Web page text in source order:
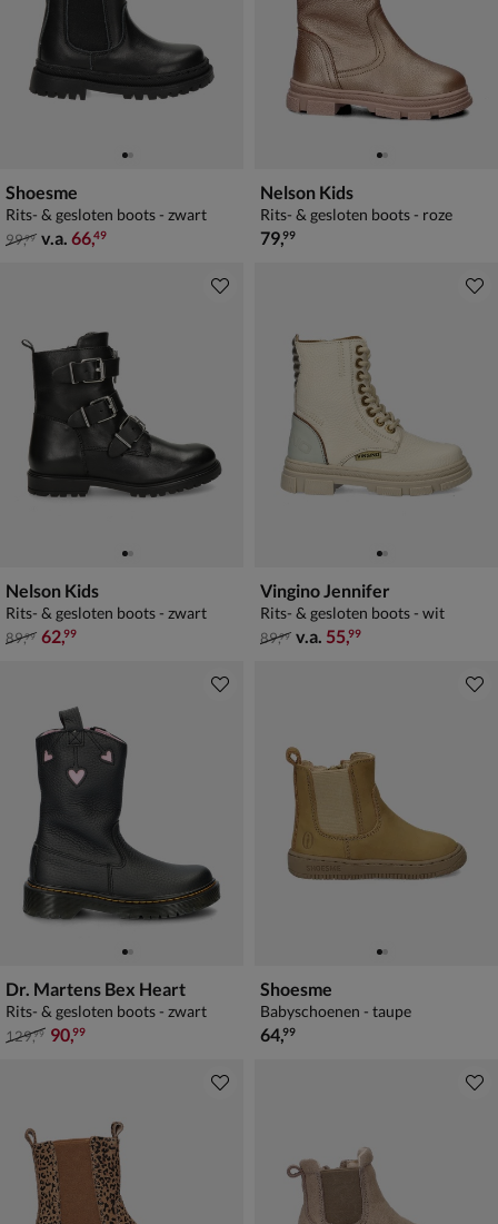
Shoesme
Rits- & gesloten boots - zwart
van € 99,99 vanaf € 66,49
99,99 v.a. 66,49
Nelson Kids
Rits- & gesloten boots - roze
€ 79,99
79,99
Nelson Kids
Rits- & gesloten boots - zwart
van € 89,99 voor € 62,99
89,99 62,99
Vingino Jennifer
Rits- & gesloten boots - wit
van € 89,99 vanaf € 55,99
89,99 v.a. 55,99
Dr. Martens Bex Heart
Rits- & gesloten boots - zwart
van € 129,99 voor € 90,99
129,99 90,99
Shoesme
Babyschoenen - taupe
€ 64,99
64,99